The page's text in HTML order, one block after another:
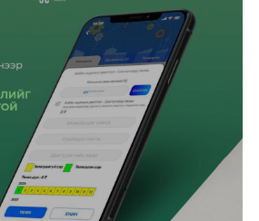
Өнөөдөр дөрвөн дүүрэгт ЦАХИЛГААН
ХЯЗГААРЛАНА
2025/04/25 0 468
Ази, Номхон далайн бүсийн
"Аспак-2025" ч...
2025/04/24 426